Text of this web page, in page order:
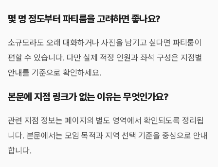
몇 명 정도부터 파티룸을 고려하면 좋나요?
소규모라도 오래 대화하거나 사진을 남기고 싶다면 파티룸이
편할 수 있습니다. 다만 실제 적정 인원과 좌석 구성은 지점별
안내를 기준으로 확인하세요.
본문에 지점 링크가 없는 이유는 무엇인가요?
관련 지점 정보는 페이지의 별도 영역에서 확인되도록 정리됩
니다. 본문에서는 모임 목적과 지역 선택 기준을 중심으로 안내
합니다.